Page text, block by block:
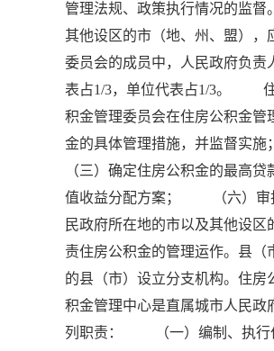
管理法规、政策执行情况的监
其他设区的市（地、州、盟），
委员会的成员中，人民政府负责
表占1/3，单位代表占1/3。
积金管理委员会在住房公积金
金的具体管理措施，并监督
（三）确定住房公积金的最
值收益分配方案； （六）审
民政府所在地的市以及其他设
责住房公积金的管理运作。县
的县（市）设立分支机构。住
积金管理中心是直属城市人民
列职责： （一）编制、执行